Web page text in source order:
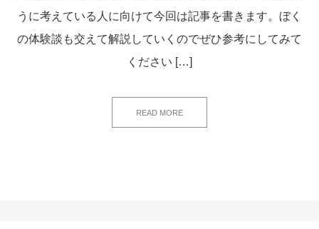
うに考えている人に向けて今回は記事を書きます。ぼく
の体験談も交えて解説していくのでぜひ参考にしてみて
ください […]
READ MORE